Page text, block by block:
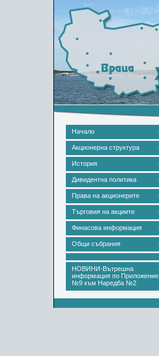
Начало
Акционерна структура
История
Дивидентна политика
Права на акционерите
Търговия на акциите
Финасова информация
Общи събрания
НОВИНИ-Вътрешна
информация по Приложение
№9 към Наредба №2